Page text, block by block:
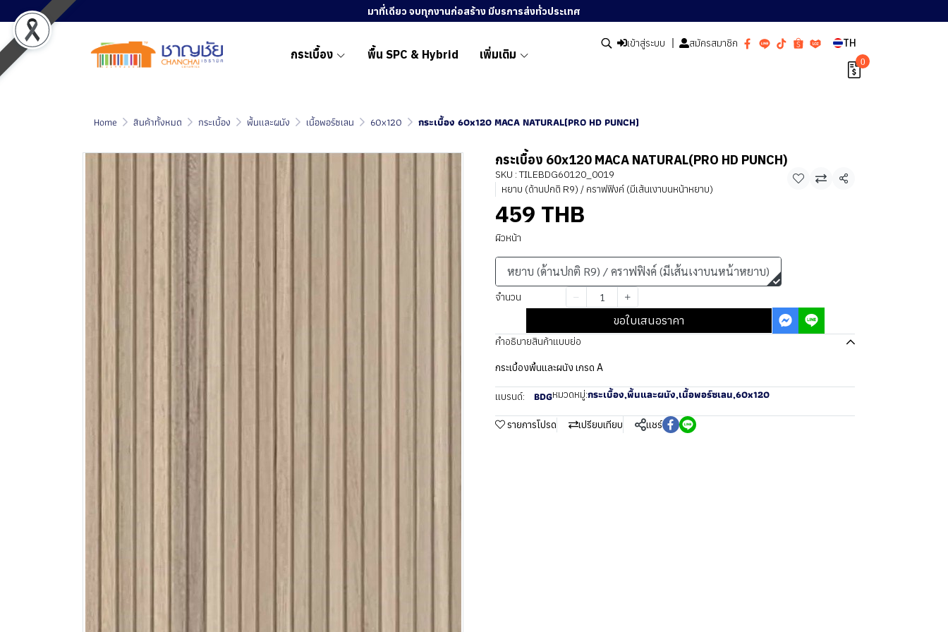
มาที่เดียว จบทุกงานก่อสร้าง มีบรการส่งทั่วประเทศ
กระเบื้อง พื้น SPC & Hybrid เพิ่มเติม
เข้าสู่ระบบ สมัครสมาชิก TH
0
Home สินค้าทั้งหมด กระเบื้อง พื้นและผนัง เนื้อพอร์ซเลน 60x120 กระเบื้อง 60x120 MACA NATURAL(PRO HD PUNCH)
กระเบื้อง 60x120 MACA NATURAL(PRO HD PUNCH)
SKU : TILEBDG60120_0019
หยาบ (ด้านปกติ R9) / คราฟฟิงค์ (มีเส้นเงาบนหน้าหยาบ)
แชร์
459 THB
ผิวหน้า
หยาบ (ด้านปกติ R9) / คราฟฟิงค์ (มีเส้นเงาบนหน้าหยาบ)
จำนวน
ขอใบเสนอราคา
คำอธิบายสินค้าแบบย่อ
กระเบื้องพื้นและผนัง เกรด A
แบรนด์: BDGหมวดหมู่:กระเบื้อง,พื้นและผนัง,เนื้อพอร์ซเลน,60x120
รายการโปรด เปรียบเทียบ แชร์